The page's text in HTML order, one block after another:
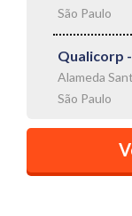
São Paulo
Qualicorp
Alameda
São Paulo